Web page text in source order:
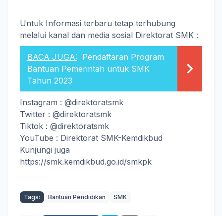
Untuk Informasi terbaru tetap terhubung
melalui kanal dan media sosial Direktorat SMK :
BACA JUGA: Pendaftaran Program
Bantuan Pemerintah untuk SMK
Tahun 2023
Instagram : @direktoratsmk
Twitter : @direktoratsmk
Tiktok : @direktoratsmk
YouTube : Direktorat SMK-Kemdikbud
Kunjungi juga
https://smk.kemdikbud.go.id/smkpk
Tags: Bantuan Pendidikan SMK